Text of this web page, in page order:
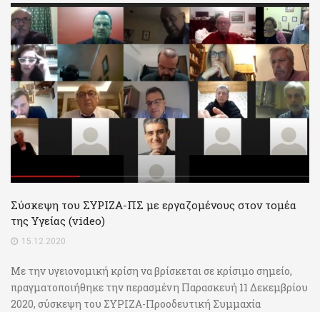
Σύσκεψη του ΣΥΡΙΖΑ-ΠΣ με εργαζομένους στον τομέα
της Υγείας (video)
15.12.2020
Με την υγειονομική κρίση να βρίσκεται σε κρίσιμο σημείο,
πραγματοποιήθηκε την περασμένη Παρασκευή 11 Δεκεμβρίου
2020, σύσκεψη του ΣΥΡΙΖΑ-Προοδευτική Συμμαχία